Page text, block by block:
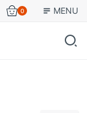
0 MENU